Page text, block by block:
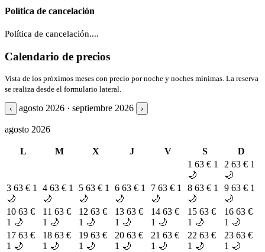
Política de cancelación
Política de cancelación....
Calendario de precios
Vista de los próximos meses con precio por noche y noches mínimas. La reserva
se realiza desde el formulario lateral.
‹ agosto 2026 · septiembre 2026 ›
agosto 2026
L M X J V S
D
1 63 € 1
🌙
2 63 € 1
🌙
3 63 € 1
🌙
4 63 € 1
🌙
5 63 € 1
🌙
6 63 € 1
🌙
7 63 € 1
🌙
8 63 € 1
🌙
9 63 € 1
🌙
10 63 €
1 🌙
11 63 €
1 🌙
12 63 €
1 🌙
13 63 €
1 🌙
14 63 €
1 🌙
15 63 €
1 🌙
16 63 €
1 🌙
17 63 €
1 🌙
18 63 €
1 🌙
19 63 €
1 🌙
20 63 €
1 🌙
21 63 €
1 🌙
22 63 €
1 🌙
23 63 €
1 🌙